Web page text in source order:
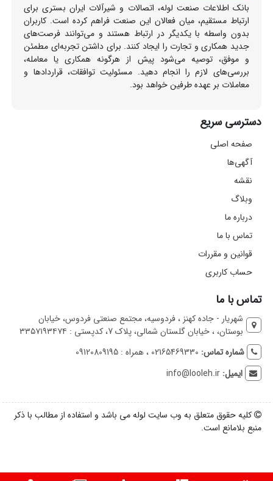
بانک اطلاعات صنعت لوله، اتصالات و شیرآلات ایران بستری برای
ارتباط مستقیم، میان فعالان این صنعت فراهم کرده است. کاربران
بدون واسطه با یکدیگر در ارتباط هستند و می‌توانند فرصت‌های
جدید همکاری و تجارت را ایجاد کنند. برای داشتن تجربه‌ای مطمئن
و موفق، توصیه می‌شود پیش از هرگونه همکاری یا معامله،
بررسی‌های لازم را انجام دهید. مسئولیت توافقات، قراردادها و
معاملات بر عهده طرفین خواهد بود.
دسترسی سریع
صفحه اصلی
آگهی‌ها
نقشه
وبلاگ
درباره ما
تماس با ما
قوانین و مقررات
حساب کاربری
تماس با ما
شهریار - جاده کهنز ، فردوسیه، مجتمع صنعتی فردوس، خیابان
بوستان، ، خیابان گلستان شمالی، پلاک 7، کدپستی : ۳۳۵۷۱۹۳۴۷۴
شماره تماس: 02165469330 ، همراه : 09120809195
ایمیل:info@looleh.ir
کلیه حقوق متعلق به وب سایت لوله می باشد و استفاده از مطالب با ذکر
منبع بلامانع است.